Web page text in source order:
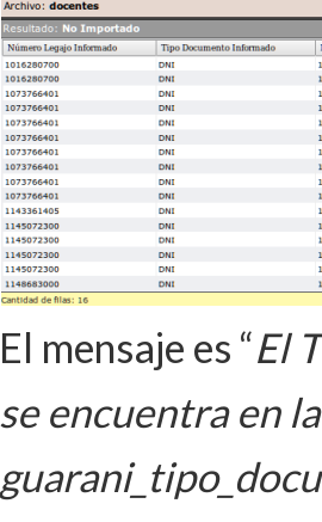
El mensaje es “El
se encuentra en